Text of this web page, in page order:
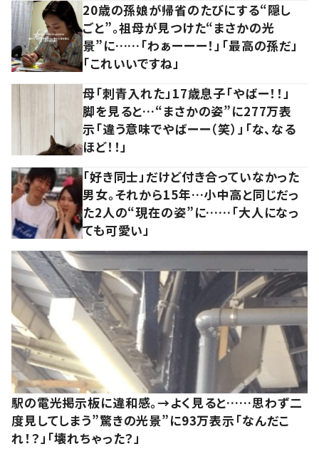
20歳の孫娘が帰省のたびにする“隠し
ごと”。祖母が見つけた“まさかの光
景”に……「わぁーーー！」「最高の孫だ」
「これいいですね」
母「刺青入れた」17歳息子「やばー！！」
脚を見ると…“まさかの姿”に277万表
示「違う意味でやばーー（笑）」「な、なる
ほど！！」
「好き同士」だけど付き合っていなかった
男女。それから15年…小中高と同じだっ
た2人の“現在の姿”に……「大人になっ
ても可愛い」
駅の電光掲示板に違和感。→よく見ると……思わず二
度見してしまう”驚きの光景”に93万表示「なんだこ
れ！？」「壊れちゃった？」